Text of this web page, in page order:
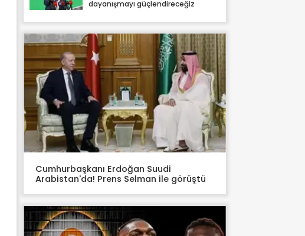
dayanışmayı güçlendireceğiz
Cumhurbaşkanı Erdoğan Suudi
Arabistan'da! Prens Selman ile görüştü